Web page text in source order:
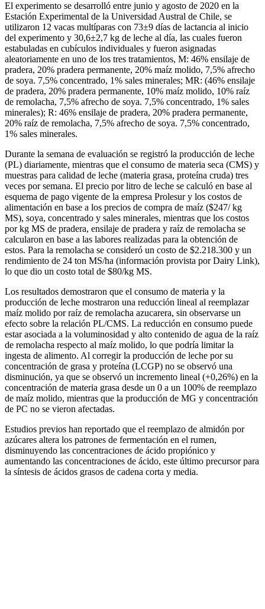
El experimento se desarrolló entre junio y agosto de 2020 en la
Estación Experimental de la Universidad Austral de Chile, se
utilizaron 12 vacas multíparas con 73±9 días de lactancia al inicio
del experimento y 30,6±2,7 kg de leche al día, las cuales fueron
estabuladas en cubículos individuales y fueron asignadas
aleatoriamente en uno de los tres tratamientos, M: 46% ensilaje de
pradera, 20% pradera permanente, 20% maíz molido, 7,5% afrecho
de soya. 7,5% concentrado, 1% sales minerales; MR: (46% ensilaje
de pradera, 20% pradera permanente, 10% maíz molido, 10% raíz
de remolacha, 7,5% afrecho de soya. 7,5% concentrado, 1% sales
minerales); R: 46% ensilaje de pradera, 20% pradera permanente,
20% raíz de remolacha, 7,5% afrecho de soya. 7,5% concentrado,
1% sales minerales.
Durante la semana de evaluación se registró la producción de leche
(PL) diariamente, mientras que el consumo de materia seca (CMS) y
muestras para calidad de leche (materia grasa, proteína cruda) tres
veces por semana. El precio por litro de leche se calculó en base al
esquema de pago vigente de la empresa Prolesur y los costos de
alimentación en base a los precios de compra de maíz ($247/ kg
MS), soya, concentrado y sales minerales, mientras que los costos
por kg MS de pradera, ensilaje de pradera y raíz de remolacha se
calcularon en base a las labores realizadas para la obtención de
estos. Para la remolacha se consideró un costo de $2.218.300 y un
rendimiento de 24 ton MS/ha (información provista por Dairy Link),
lo que dio un costo total de $80/kg MS.
Los resultados demostraron que el consumo de materia y la
producción de leche mostraron una reducción lineal al reemplazar
maíz molido por raíz de remolacha azucarera, sin observarse un
efecto sobre la relación PL/CMS. La reducción en consumo puede
estar asociada a la voluminosidad y alto contenido de agua de la raíz
de remolacha respecto al maíz molido, lo que podría limitar la
ingesta de alimento. Al corregir la producción de leche por su
concentración de grasa y proteína (LCGP) no se observó una
disminución, ya que se observó un incremento lineal (+0,26%) en la
concentración de materia grasa desde un 0 a un 100% de reemplazo
de maíz molido, mientras que la producción de MG y concentración
de PC no se vieron afectadas.
Estudios previos han reportado que el reemplazo de almidón por
azúcares altera los patrones de fermentación en el rumen,
disminuyendo las concentraciones de ácido propiónico y
aumentando las concentraciones de ácido, este último precursor para
la síntesis de ácidos grasos de cadena corta y media.